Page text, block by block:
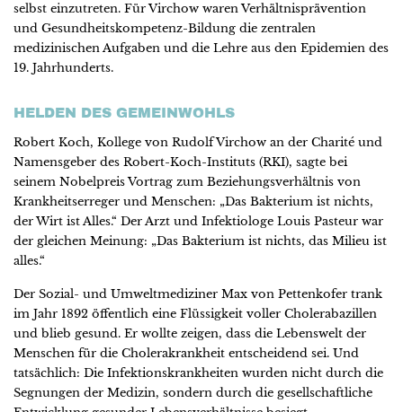
selbst einzutreten. Für Virchow waren Verhältnisprävention
und Gesundheitskompetenz-Bildung die zentralen
medizinischen Aufgaben und die Lehre aus den Epidemien des
19. Jahrhunderts.
HELDEN DES GEMEINWOHLS
Robert Koch, Kollege von Rudolf Virchow an der Charité und
Namensgeber des Robert-Koch-Instituts (RKI), sagte bei
seinem Nobelpreis Vortrag zum Beziehungsverhältnis von
Krankheitserreger und Menschen: „Das Bakterium ist nichts,
der Wirt ist Alles.“ Der Arzt und Infektiologe Louis Pasteur war
der gleichen Meinung: „Das Bakterium ist nichts, das Milieu ist
alles.“
Der Sozial- und Umweltmediziner Max von Pettenkofer trank
im Jahr 1892 öffentlich eine Flüssigkeit voller Cholerabazillen
und blieb gesund. Er wollte zeigen, dass die Lebenswelt der
Menschen für die Cholerakrankheit entscheidend sei. Und
tatsächlich: Die Infektionskrankheiten wurden nicht durch die
Segnungen der Medizin, sondern durch die gesellschaftliche